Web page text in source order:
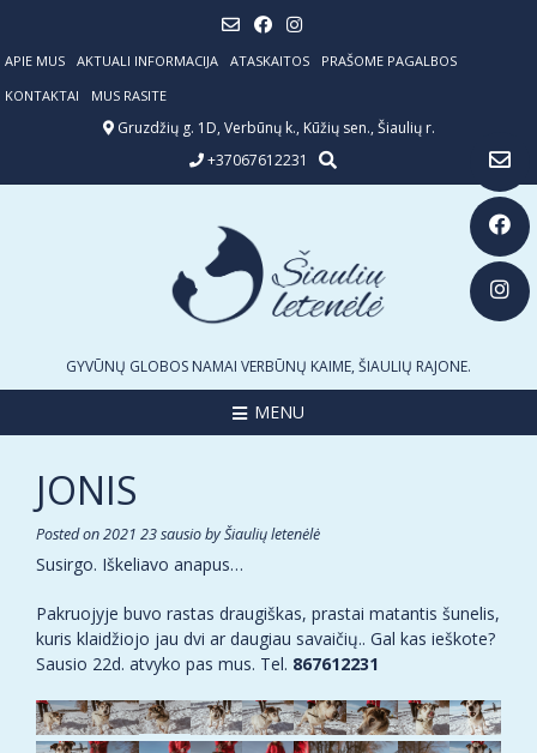
content
APIE MUS AKTUALI INFORMACIJA ATASKAITOS
PRAŠOME PAGALBOS
KONTAKTAI
MUS RASITE
Gruzdžių g. 1D, Verbūnų k., Kūžių sen., Šiaulių r.
+37067612231
GYVŪNŲ GLOBOS NAMAI VERBŪNŲ KAIME, ŠIAULIŲ RAJONE.
MENU
JONIS
Posted on2021 23 sausiobyŠiaulių letenėlė
Susirgo. Iškeliavo anapus…
Pakruojyje buvo rastas draugiškas, prastai matantis šunelis,
kuris klaidžiojo jau dvi ar daugiau savaičių.. Gal kas ieškote?
Sausio 22d. atvyko pas mus. Tel. 867612231